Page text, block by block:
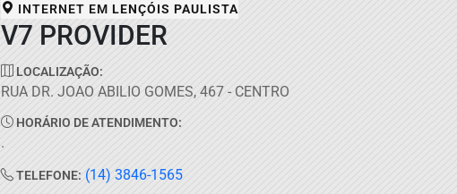
INTERNET EM LENÇÓIS PAULISTA
V7 PROVIDER
LOCALIZAÇÃO:
RUA DR. JOAO ABILIO GOMES, 467 - CENTRO
HORÁRIO DE ATENDIMENTO:
.
TELEFONE: (14) 3846-1565